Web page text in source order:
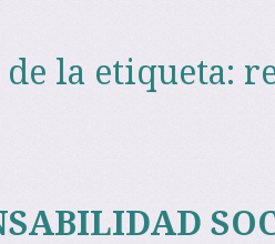
la etiqueta: